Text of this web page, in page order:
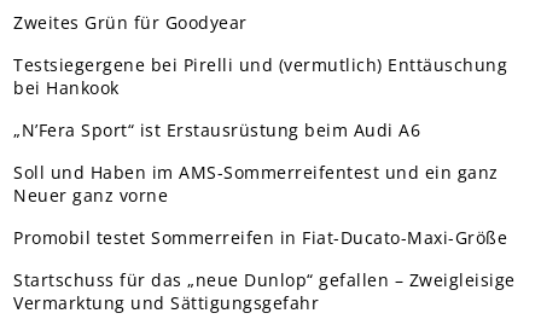
Zweites Grün für Goodyear
Testsiegergene bei Pirelli und (vermutlich) Enttäuschung
bei Hankook
„N’Fera Sport“ ist Erstausrüstung beim Audi A6
Soll und Haben im AMS-Sommerreifentest und ein ganz
Neuer ganz vorne
Promobil testet Sommerreifen in Fiat-Ducato-Maxi-Größe
Startschuss für das „neue Dunlop“ gefallen – Zweigleisige
Vermarktung und Sättigungsgefahr